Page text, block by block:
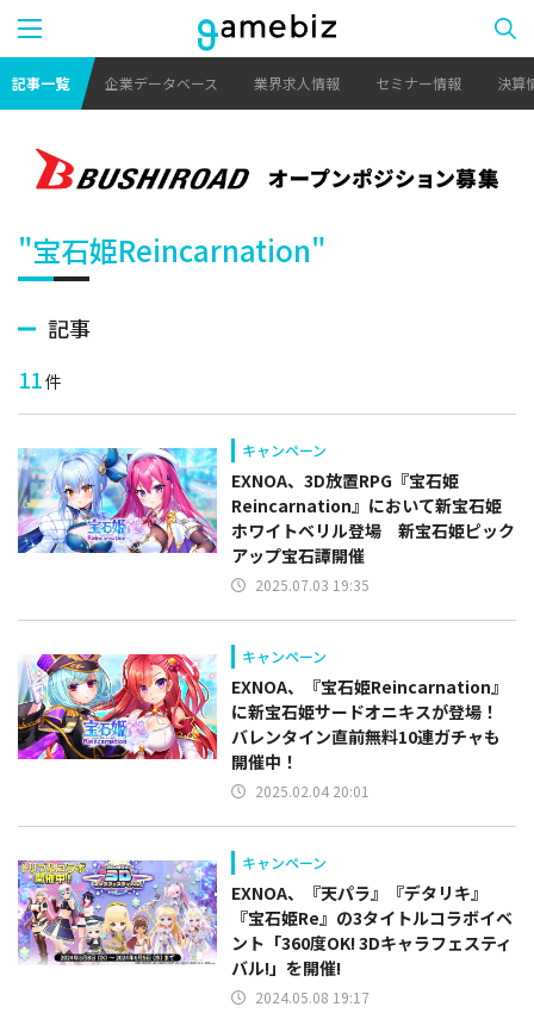
記事一覧 企業データベース 業界求人情報 セミナー情報 決算
"宝石姫Reincarnation"
記事
11件
キャンペーン
EXNOA、3D放置RPG『宝石姫
Reincarnation』において新宝石姫
ホワイトベリル登場 新宝石姫ピック
アップ宝石譚開催
2025.07.03 19:35
キャンペーン
EXNOA、『宝石姫Reincarnation』
に新宝石姫サードオニキスが登場！
バレンタイン直前無料10連ガチャも
開催中！
2025.02.04 20:01
キャンペーン
EXNOA、『天パラ』『デタリキ』
『宝石姫Re』の3タイトルコラボイベ
ント「360度OK! 3Dキャラフェスティ
バル!」を開催!
2024.05.08 19:17